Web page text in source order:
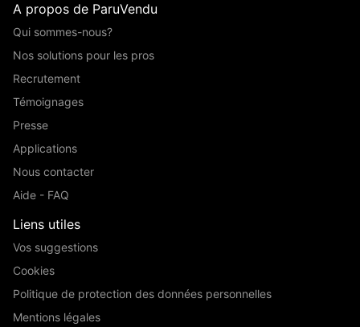
A propos de ParuVendu
Qui sommes-nous?
Nos solutions pour les pros
Recrutement
Témoignages
Presse
Applications
Nous contacter
Aide - FAQ
Liens utiles
Vos suggestions
Cookies
Politique de protection des données personnelles
Mentions légales